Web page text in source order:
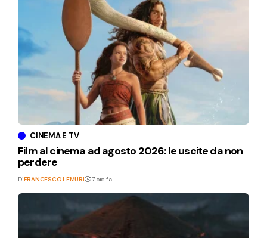
CINEMA E TV
Film al cinema ad agosto 2026: le uscite da non
perdere
DiFRANCESCO LEMURI 17 ore fa